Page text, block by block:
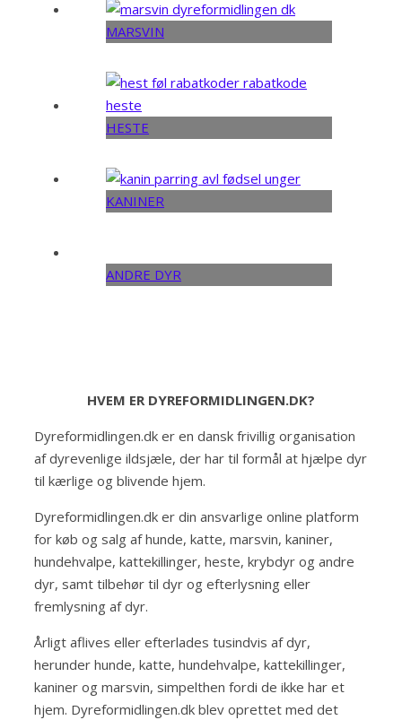
MARSVIN
HESTE
KANINER
ANDRE DYR
HVEM ER DYREFORMIDLINGEN.DK?
Dyreformidlingen.dk er en dansk frivillig organisation
af dyrevenlige ildsjæle, der har til formål at hjælpe dyr
til kærlige og blivende hjem.
Dyreformidlingen.dk er din ansvarlige online platform
for køb og salg af hunde, katte, marsvin, kaniner,
hundehvalpe, kattekillinger, heste, krybdyr og andre
dyr, samt tilbehør til dyr og efterlysning eller
fremlysning af dyr.
Årligt aflives eller efterlades tusindvis af dyr,
herunder hunde, katte, hundehvalpe, kattekillinger,
kaniner og marsvin, simpelthen fordi de ikke har et
hjem. Dyreformidlingen.dk blev oprettet med det